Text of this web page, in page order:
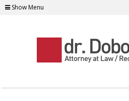
Show Menu